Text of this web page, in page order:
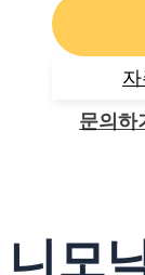
문의하
니모